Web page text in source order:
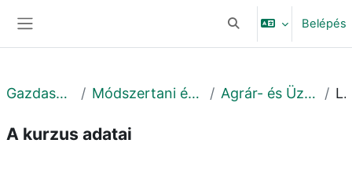
Keresési bemeneti
Belépés
Gazdaságtudományi Kar Módszertani és Üzleti Digitalizáció Intézet Agrár- és Üzleti Digitalizáció Tanszék
A kurzus adatai